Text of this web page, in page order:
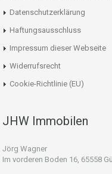
Datenschutzerklärung
Haftungsausschluss
Impressum dieser Webseite
Widerrufsrecht
Cookie-Richtlinie (EU)
JHW Immobilen
Jörg Wagner
Im vorderen Boden 16, 65558